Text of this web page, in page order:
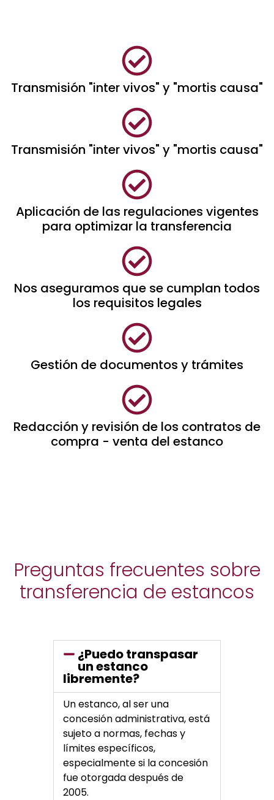
Transmisión "inter vivos" y "mortis causa"
Transmisión "inter vivos" y "mortis causa"
Aplicación de las regulaciones vigentes
para optimizar la transferencia
Nos aseguramos que se cumplan todos
los requisitos legales
Gestión de documentos y trámites
Redacción y revisión de los contratos de
compra - venta del estanco
Preguntas frecuentes sobre
transferencia de estancos
¿Puedo transpasar
un estanco
libremente?
Un estanco, al ser una
concesión administrativa, está
sujeto a normas, fechas y
límites específicos,
especialmente si la concesión
fue otorgada después de
2005.